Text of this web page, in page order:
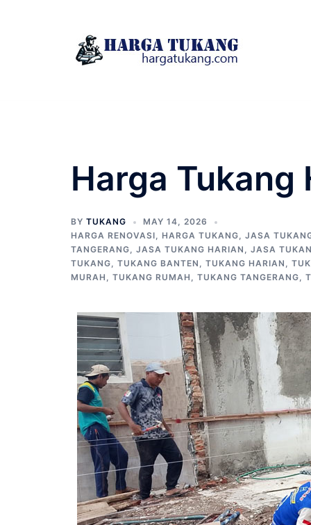
Harga Tukang
BY TUKANG
MAY 14, 2026
HARGA RENOVASI, HARGA TUKANG, JASA
TANGERANG, JASA TUKANG HARIAN , JASA
TUKANG, TUKANG BANTEN , TUKANG HARIAN ,
MURAH , TUKANG RUMAH , TUKANG TANGERANG,